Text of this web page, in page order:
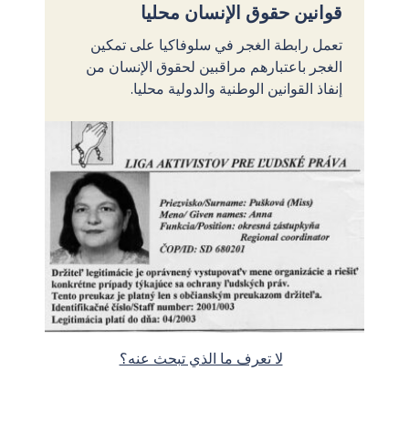
قوانين حقوق الإنسان محليا
تعمل رابطة الغجر في سلوفاكيا على تمكين
الغجر باعتبارهم مراقبين لحقوق الإنسان من
إنفاذ القوانين الوطنية والدولية محليا.
لا تعرف ما الذي تبحث عنه؟